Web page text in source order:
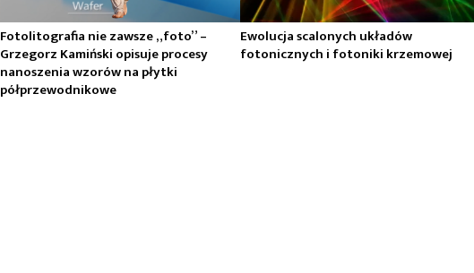
Fotolitografia nie zawsze „foto” –
Grzegorz Kamiński opisuje procesy
nanoszenia wzorów na płytki
półprzewodnikowe
Ewolucja scalonych układów
fotonicznych i fotoniki krzemowej